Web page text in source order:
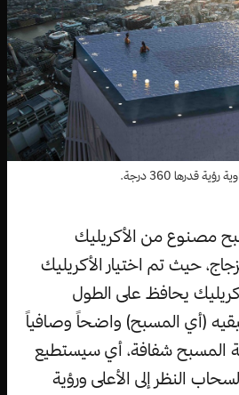
قدرها 360 درجة.
مصنوع من الأكريليك
حيث تم اختيار الأكريليك
يحافظ على الطول
(أي المسبح) واضحاً وصافياً
المسبح شفافة، أي سيستطيع
النظر إلى الأعلى ورؤية